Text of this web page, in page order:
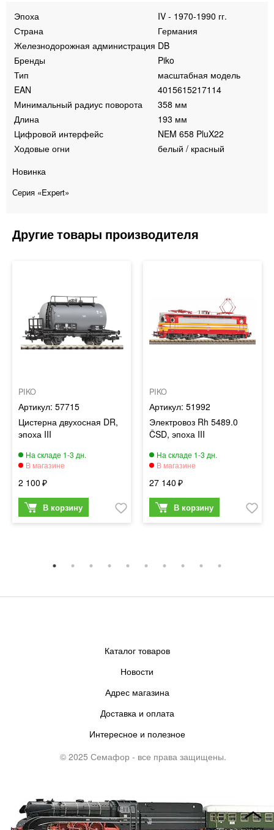
Эпоха
IV - 1970-1990 гг.
Страна
Германия
Железнодорожная администрация DB
Бренды
Piko
Тип
масштабная модель
EAN
4015615217114
Минимальный радиус поворота
358 мм
Длина
193 мм
Цифровой интерфейс
NEM 658 PluX22
Ходовые огни
белый / красный
Новинка
Серия «Expert»
PIKO
57715
Цистерна двухосная DR,
эпоха III
2 100
PIKO
51992
Электровоз Rh 5489.0
ČSD, эпоха III
27 140
Каталог товаров
Новости
Адрес магазина
Доставка и оплата
Интересное и полезное
© 2025 Семафор - все права защищены.